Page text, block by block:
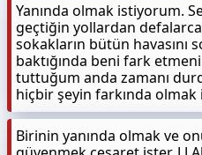
Yanında olmak istiyorum.
geçtiğin yollardan
sokakların bütün havasını
baktığında beni fark
tuttuğum anda zamanı
hiçbir şeyin farkında
Birinin yanında olmak ve